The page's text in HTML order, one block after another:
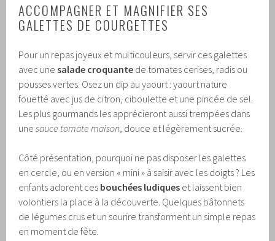
ACCOMPAGNER ET MAGNIFIER SES
GALETTES DE COURGETTES
Pour un repas joyeux et multicouleurs, servir ces galettes
avec unesalade croquante de tomates cerises, radis ou
pousses vertes. Osez un dip au yaourt : yaourt nature
fouetté avec jus de citron, ciboulette et une pincée de sel.
Les plus gourmands les apprécieront aussi trempées dans
unesauce tomate maison, douce et légèrement sucrée.
Côté présentation, pourquoi ne pas disposer les galettes
en cercle, ou en version « mini » à saisir avec les doigts ? Les
enfants adorent ces bouchées ludiques et laissent bien
volontiers la place à la découverte. Quelques bâtonnets
de légumes crus et un sourire transforment un simple repas
en moment de fête.